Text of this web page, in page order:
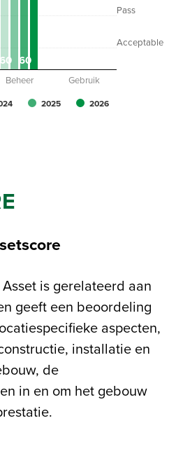
Acceptable
Pass
60 60
2025 2026
Beheer Gebruik
is gerelateerd aan
geeft een beoordeling
aspecten,
installatie en
de
in en om het gebouw